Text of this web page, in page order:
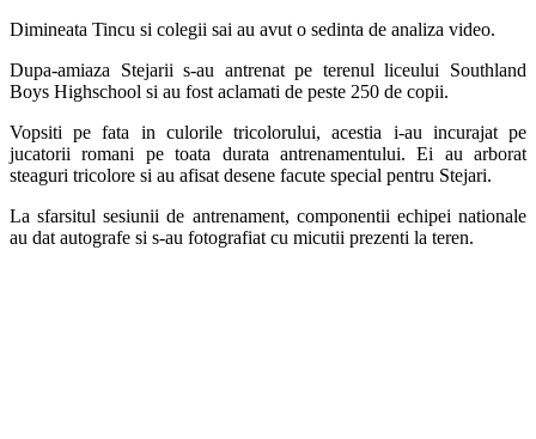
Dimineata Tincu si colegii sai au avut o sedinta de analiza video.
Dupa-amiaza Stejarii s-au antrenat pe terenul liceului Southland
Boys Highschool si au fost aclamati de peste 250 de copii.
Vopsiti pe fata in culorile tricolorului, acestia i-au incurajat pe
jucatorii romani pe toata durata antrenamentului. Ei au arborat
steaguri tricolore si au afisat desene facute special pentru Stejari.
La sfarsitul sesiunii de antrenament, componentii echipei nationale
au dat autografe si s-au fotografiat cu micutii prezenti la teren.